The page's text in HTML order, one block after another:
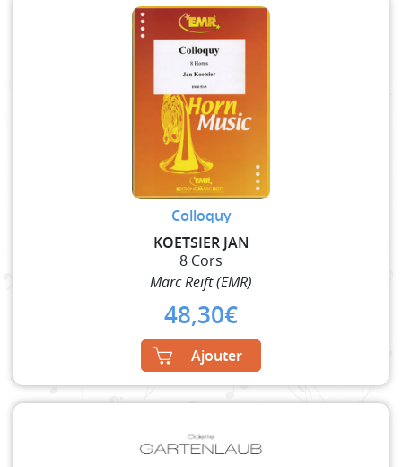
Colloquy
KOETSIER JAN
8 Cors
Marc Reift (EMR)
48,30€
Ajouter